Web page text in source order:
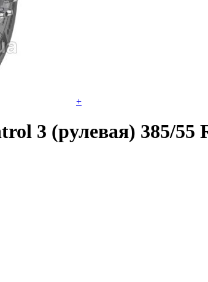
+
3 (рулевая) 385/55